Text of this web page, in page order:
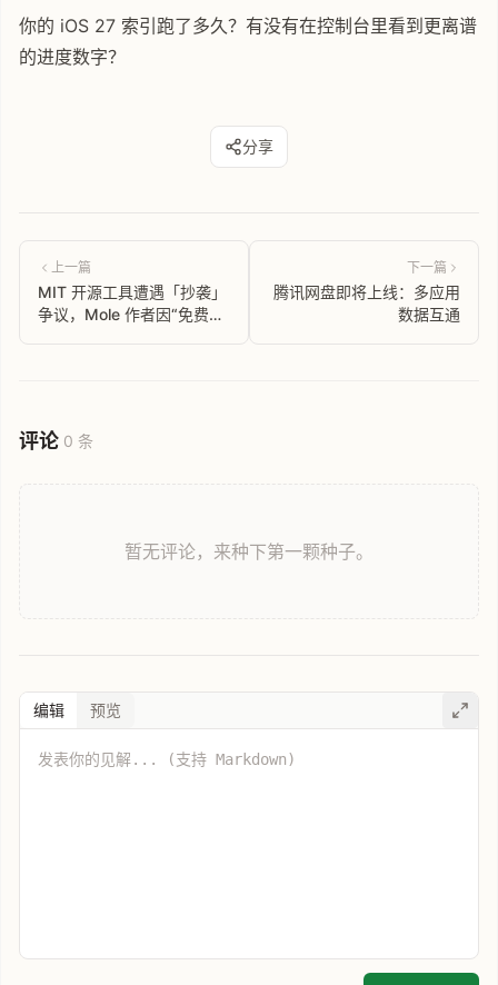
你的 iOS 27 索引跑了多久？有没有在控制台里看到更离谱
的进度数字？
分享
上一篇
MIT 开源工具遭遇「抄袭」
争议，Mole 作者因“免费替
下一篇
腾讯网盘即将上线：多应用
数据互通
评论 0 条
暂无评论，来种下第一颗种子。
编辑 预览